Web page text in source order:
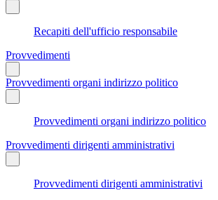
Recapiti dell'ufficio responsabile
Provvedimenti
Provvedimenti organi indirizzo politico
Provvedimenti organi indirizzo politico
Provvedimenti dirigenti amministrativi
Provvedimenti dirigenti amministrativi